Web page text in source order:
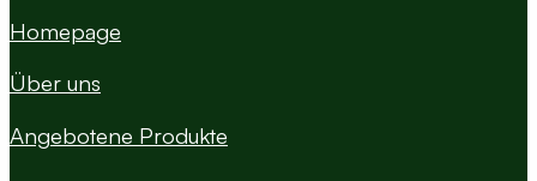
Homepage
Über uns
Angebotene Produkte